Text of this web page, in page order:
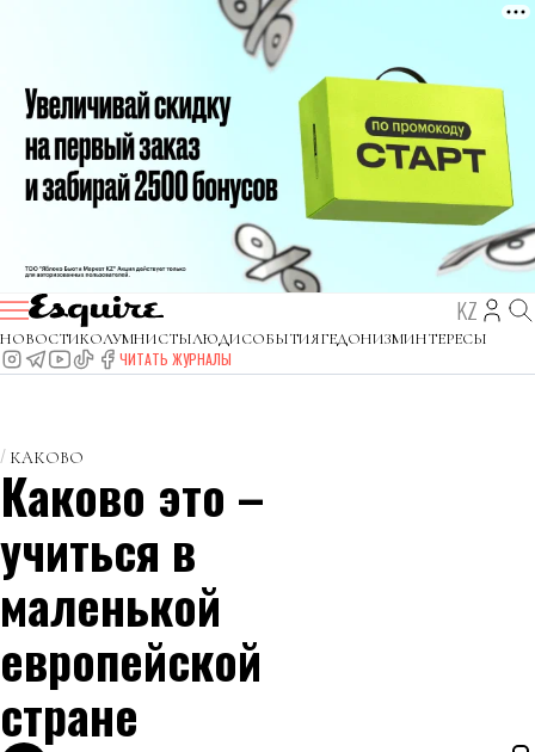
KZ
НОВОСТИКОЛУМНИСТЫЛЮДИСОБЫТИЯГЕДОНИЗМИНТЕРЕСЫ
ЧИТАТЬ ЖУРНАЛЫ
КАКОВО
Каково это –
учиться в
маленькой
европейской
стране